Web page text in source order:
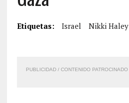
Etiquetas: Israel Nikki Haley
PUBLICIDAD / CONTENIDO PATROCINADO